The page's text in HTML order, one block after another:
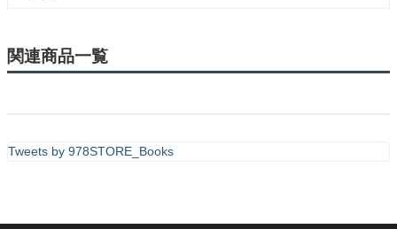
関連商品一覧
Tweets by 978STORE_Books